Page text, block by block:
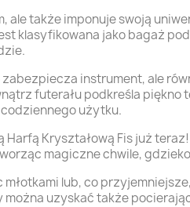
ale także imponuje swoją
klasyfikowana jako bagaż
instrument, ale
futerału podkreśla piękno
użytku.
Kryształową Fis już
magiczne chwile,
lub, co
uzyskać także